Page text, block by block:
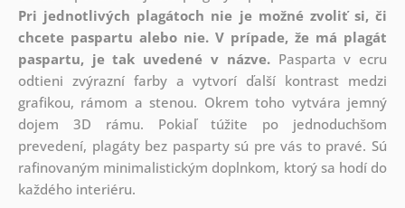
Pri jednotlivých plagátoch nie je možné zvoliť si, či
chcete paspartu alebo nie. V prípade, že má plagát
paspartu, je tak uvedené v názve.Pasparta v ecru
odtieni zvýrazní farby a vytvorí ďalší kontrast medzi
grafikou, rámom a stenou. Okrem toho vytvára jemný
dojem 3D rámu. Pokiaľ túžite po jednoduchšom
prevedení, plagáty bez pasparty sú pre vás to pravé. Sú
rafinovaným minimalistickým doplnkom, ktorý sa hodí do
každého interiéru.